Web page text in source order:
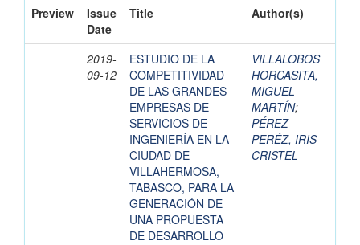
Preview
Issue
Date
Title Author(s)
2019-
09-12
ESTUDIO DE LA
COMPETITIVIDAD
DE LAS GRANDES
EMPRESAS DE
SERVICIOS DE
INGENIERÍA EN LA
CIUDAD DE
VILLAHERMOSA,
TABASCO, PARA LA
GENERACIÓN DE
UNA PROPUESTA
DE DESARROLLO
VILLALOBOS
HORCASITA,
MIGUEL
MARTÍN;
PÉREZ
PERÉZ, IRIS
CRISTEL